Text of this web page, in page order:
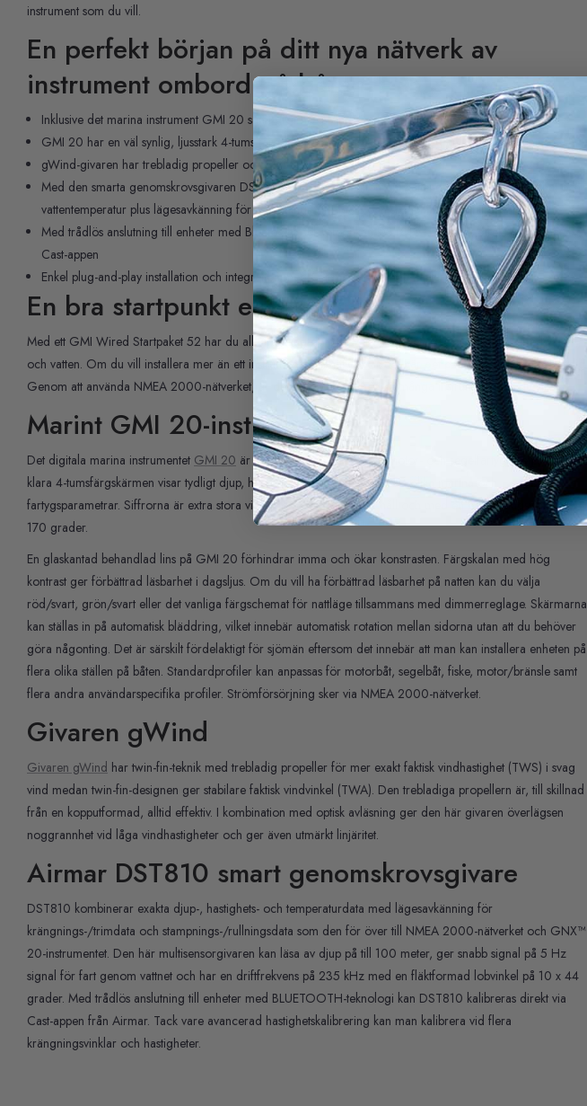
instrument som du vill.
En perfekt början på ditt nya nätverk av
instrument ombord på båten
Inklusive det marina instrument GMI 20 samt givarna gWind™ och Airmar® DST810
GMI 20 har en väl synlig, ljusstark 4-tums färgskärm med glaskantad lins med antireflexbeläggning
gWind-givaren har trebladig propeller och twin-fin-design
Med den smarta genomskrovsgivaren DST810 får du information om vattendjup, fart genom vattnet och
vattentemperatur plus lägesavkänning för krängnings-/trimdata och stampnings-/rullningsdata
Med trådlös anslutning till enheter med Bluetooth ®-teknologi kan DST810 kalibreras direkt via Airmar
Cast-appen
Enkel plug-and-play installation och integration med Garmin plottrar via nätverket NMEA 2000®
En bra startpunkt eller ett helt paket
Med ett GMI Wired Startpaket 52 har du all utrustning du behöver för att veta vad som händer med vind
och vatten. Om du vill installera mer än ett instrument i ditt nätverk är det här det perfekta startpaketet för dig.
Genom att använda NMEA 2000-nätverket, är det lätt att utöka med så många instrument som du vill.
Marint GMI 20-instrument
Det digitala marina instrumentet GMI 20 är perfekt utformat för både motor- och segelfartyg. Den stora,
klara 4-tumsfärgskärmen visar tydligt djup, hastighet, vind och fler än 100 olika marina och
fartygsparametrar. Siffrorna är extra stora vilket gör dem lättlästa på håll och med en betraktningsvinkel på
170 grader.
En glaskantad behandlad lins på GMI 20 förhindrar imma och ökar konstrasten. Färgskalan med hög
kontrast ger förbättrad läsbarhet i dagsljus. Om du vill ha förbättrad läsbarhet på natten kan du välja
röd/svart, grön/svart eller det vanliga färgschemat för nattläge tillsammans med dimmerreglage. Skärmarna
kan ställas in på automatisk bläddring, vilket innebär automatisk rotation mellan sidorna utan att du behöver
göra någonting. Det är särskilt fördelaktigt för sjömän eftersom det innebär att man kan installera enheten på
flera olika ställen på båten. Standardprofiler kan anpassas för motorbåt, segelbåt, fiske, motor/bränsle samt
flera andra användarspecifika profiler. Strömförsörjning sker via NMEA 2000-nätverket.
Givaren gWind
Givaren gWind har twin-fin-teknik med trebladig propeller för mer exakt faktisk vindhastighet (TWS) i svag
vind medan twin-fin-designen ger stabilare faktisk vindvinkel (TWA). Den trebladiga propellern är, till skillnad
från en kopputformad, alltid effektiv. I kombination med optisk avläsning ger den här givaren överlägsen
noggrannhet vid låga vindhastigheter och ger även utmärkt linjäritet.
Airmar DST810 smart genomskrovsgivare
DST810 kombinerar exakta djup-, hastighets- och temperaturdata med lägesavkänning för
krängnings-/trimdata och stampnings-/rullningsdata som den för över till NMEA 2000-nätverket och GNX™
20-instrumentet. Den här multisensorgivaren kan läsa av djup på till 100 meter, ger snabb signal på 5 Hz
signal för fart genom vattnet och har en driftfrekvens på 235 kHz med en fläktformad lobvinkel på 10 x 44
grader. Med trådlös anslutning till enheter med BLUETOOTH-teknologi kan DST810 kalibreras direkt via
Cast-appen från Airmar. Tack vare avancerad hastighetskalibrering kan man kalibrera vid flera
krängningsvinklar och hastigheter.